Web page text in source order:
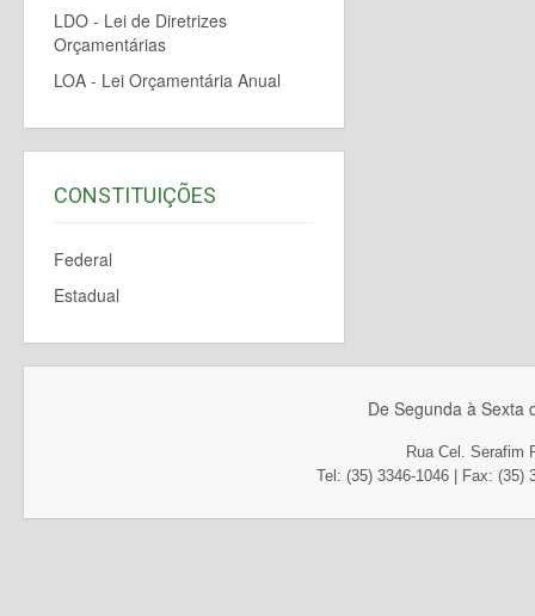
LDO - Lei de Diretrizes
Orçamentárias
LOA - Lei Orçamentária Anual
CONSTITUIÇÕES
Federal
Estadual
De Segunda à Sexta
Rua Cel. Serafim
Tel: (35) 3346-1046 | Fax: (35)